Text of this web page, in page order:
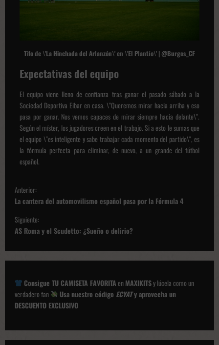
Tifo de \'La Hinchada del Arlanzón\' en \'El Plantío\' | @Burgos_CF
Expectativas del equipo
El equipo viene lleno de confianza tras ganar el pasado sábado a la
Sociedad Deportiva Eibar en casa. \"Queremos mirar hacia arriba y eso
pasa por ganar. Nos vemos capaces de mirar siempre hacia delante\".
Según el míster, los jugadores creen en el trabajo. Si a esto le sumas que
el equipo \"es inteligente y sabe trabajar cada momento del partido\", es
la fórmula perfecta para eliminar, de nuevo, a un grande del fútbol
español.
N
a
v
e
a
i
ó
d
Anterior:
La cantera del automovilismo español pasa por la Fórmula 4
Siguiente:
AS Roma y el Scudetto: ¿Sueño o delirio?
Consigue TU CAMISETA FAVORITAenMAXIKITSy lúcela como un
verdadero fan
Usa nuestro código ECYATy aprovecha un
DESCUENTO EXCLUSIVO